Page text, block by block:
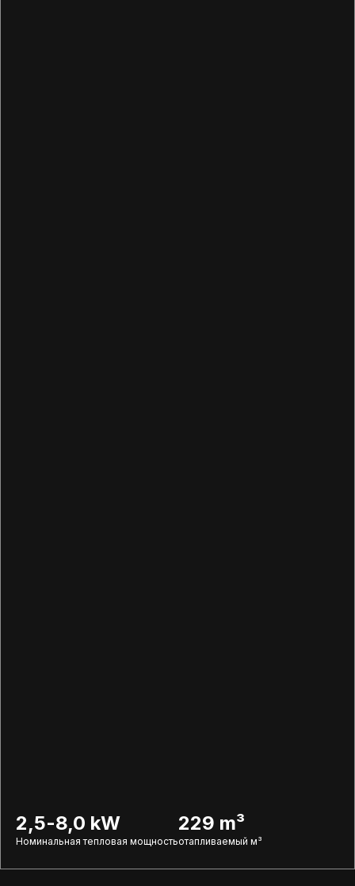
2,5-8,0 kW
Номинальная тепловая мощность
229 m³
отапливаемый м³